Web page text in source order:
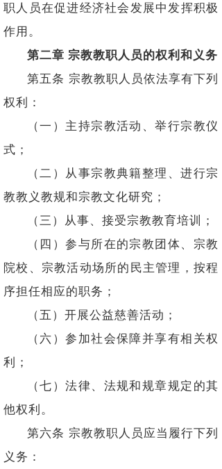
职人员在促进经济社会发展中发挥积极
作用。
第二章 宗教教职人员的权利和义务
第五条 宗教教职人员依法享有下列
权利：
（一）主持宗教活动、举行宗教仪
式；
（二）从事宗教典籍整理、进行宗
教教义教规和宗教文化研究；
（三）从事、接受宗教教育培训；
（四）参与所在的宗教团体、宗教
院校、宗教活动场所的民主管理，按程
序担任相应的职务；
（五）开展公益慈善活动；
（六）参加社会保障并享有相关权
利；
（七）法律、法规和规章规定的其
他权利。
第六条 宗教教职人员应当履行下列
义务：